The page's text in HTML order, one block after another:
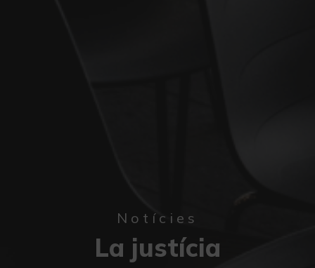
Notícies
La justícia